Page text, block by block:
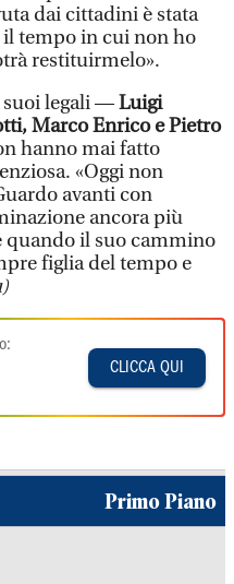
dai cittadini è stata
tempo in cui non ho
restituirmelo».
suoi legali —Luigi
Marco Enrico e Pietro
hanno mai fatto
«Oggi non
avanti con
ancora più
quando il suo cammino
figlia del tempo e
CLICCA QUI
Primo Piano